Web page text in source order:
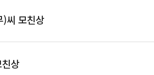
팀 팀장)씨 부친상
)씨 모친상
)씨 모친상
상